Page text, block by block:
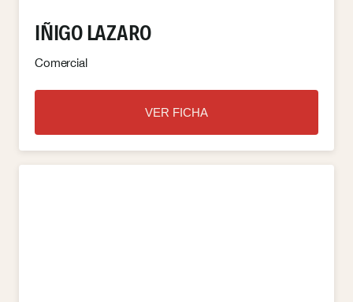
IÑIGO LAZARO
Comercial
VER FICHA